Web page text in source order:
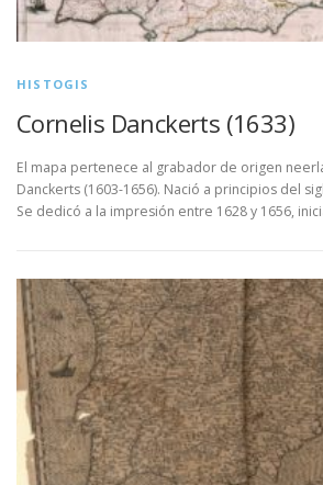
HISTOGIS
Cornelis Danckerts (1633)
El mapa pertenece al grabador de origen
Danckerts (1603-1656). Nació a principios del
Se dedicó a la impresión entre 1628 y 1656,